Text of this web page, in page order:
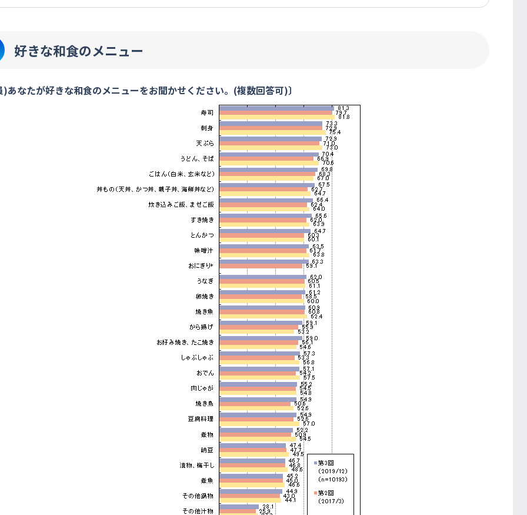
好きな和食のメニュー
)あなたが好きな和食のメニューをお聞かせください。(複数回答可)〕